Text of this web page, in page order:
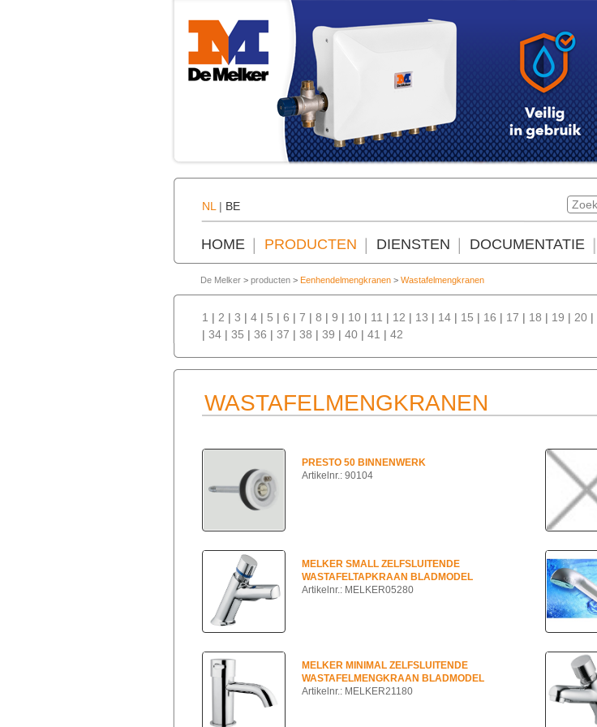
NL | BE
HOME PRODUCTEN DIENSTEN DOCUMENTATIE
De Melker > producten > Eenhendelmengkranen > Wastafelmengkranen
1 | 2 | 3 | 4 | 5 | 6 | 7 | 8 | 9 | 10 | 11 | 12 | 13 | 14 | 15 | 16 | 17 | 18 | 19 | 20 |
| 34 | 35 | 36 | 37 | 38 | 39 | 40 | 41 | 42
WASTAFELMENGKRANEN
PRESTO 50 BINNENWERK
Artikelnr.: 90104
MELKER SMALL ZELFSLUITENDE
WASTAFELTAPKRAAN BLADMODEL
Artikelnr.: MELKER05280
MELKER MINIMAL ZELFSLUITENDE
WASTAFELMENGKRAAN BLADMODEL
Artikelnr.: MELKER21180